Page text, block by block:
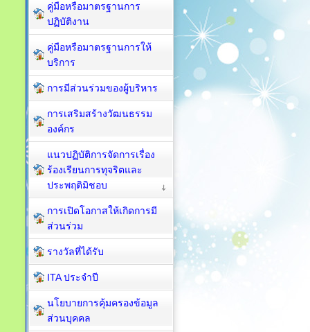
คู่มือหรือมาตรฐานการ
ปฏิบัติงาน
คู่มือหรือมาตรฐานการให้
บริการ
การมีส่วนร่วมของผู้บริหาร
การเสริมสร้างวัฒนธรรม
องค์กร
แนวปฏิบัติการจัดการเรื่อง
ร้องเรียนการทุจริตและ
ประพฤติมิชอบ
การเปิดโอกาสให้เกิดการมี
ส่วนร่วม
รางวัลที่ได้รับ
ITA ประจำปี
นโยบายการคุ้มครองข้อมูล
ส่วนบุคคล